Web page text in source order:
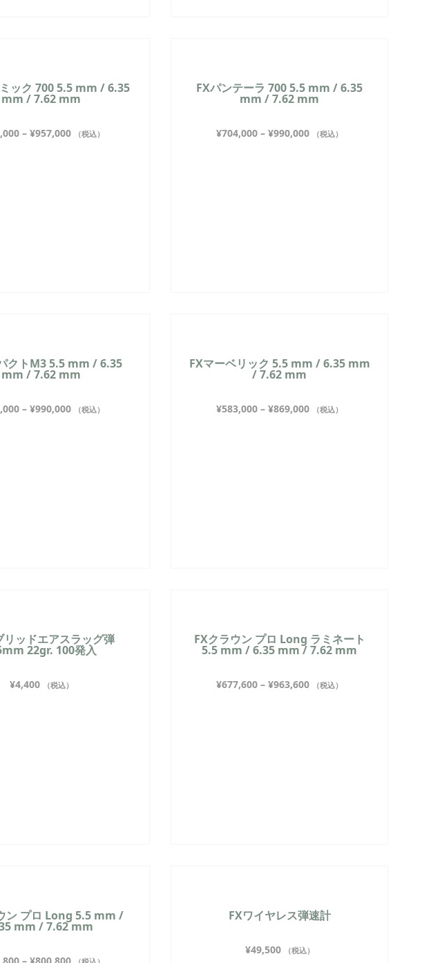
ック 700 5.5 mm / 6.35
mm / 7.62 mm
–¥957,000 （税込）
FXパンテーラ 700 5.5 mm / 6.35
mm / 7.62 mm
¥704,000 –¥990,000 （税込）
クトM3 5.5 mm / 6.35
mm / 7.62 mm
–¥990,000 （税込）
FXマーベリック 5.5 mm / 6.35 mm
/ 7.62 mm
¥583,000 –¥869,000 （税込）
リッドエアスラッグ弾
22gr. 100発入
¥4,400 （税込）
FXクラウン プロ Long ラミネート
5.5 mm / 6.35 mm / 7.62 mm
¥677,600 –¥963,600 （税込）
ン プロ Long 5.5 mm /
mm / 7.62 mm
FXワイヤレス弾速計
¥49,500 （税込）